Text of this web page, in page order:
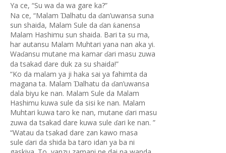
Ya ce, “Su wa da wa gare ka?”
Na ce, “Malam Ɗalhatu da ɗan’uwansa suna
sun shaida, Malam Sule da ɗan ƙanensa
Malam Hashimu sun shaida. Bari ta su ma,
har autansu Malam Muhtari yana nan aka yi.
Waɗansu mutane ma kamar ɗari masu zuwa
da tsakad dare duk za su shaida!”
“Ko da malam ya ji haka sai ya fahimta da
magana ta. Malam Ɗalhatu da ɗan’uwansa
dala biyu ke nan. Malam Sule da Malam
Hashimu kuwa sule da sisi ke nan. Malam
Muhtari kuwa taro ke nan, mutane ɗari masu
zuwa da tsakad dare kuwa sule ɗari ke nan. ”
“Watau da tsakad dare zan kawo masa
sule ɗari da shida ba taro idan ya ba ni